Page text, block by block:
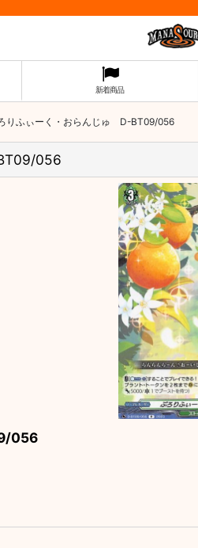
新着商品
ろりふぃーく・おらんじゅ D-BT09/056
056
056